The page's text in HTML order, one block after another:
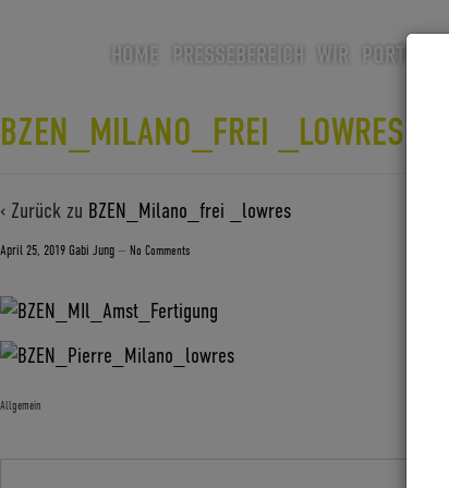
HOME PRESSEBEREICH WIR PORTFOLIO
BZEN_MILANO_FREI _LOWRES
‹ Zurück zu BZEN_Milano_frei _lowres
April 25, 2019Gabi Jung — No Comments
Allgemein